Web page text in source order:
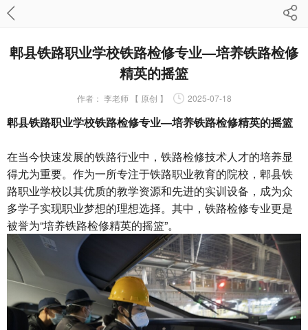
郫县铁路职业学校铁路检修专业—培养铁路检修
精英的摇篮
作者： 李老师 【 原创 】 2025-07-18
郫县铁路职业学校铁路检修专业—培养铁路检修精英的摇篮
在当今快速发展的铁路行业中，铁路检修技术人才的培养显
得尤为重要。作为一所专注于铁路职业教育的院校，郫县铁
路职业学校以其优质的教学资源和先进的实训设备，成为众
多学子实现职业梦想的理想选择。其中，铁路检修专业更是
被誉为“培养铁路检修精英的摇篮”。